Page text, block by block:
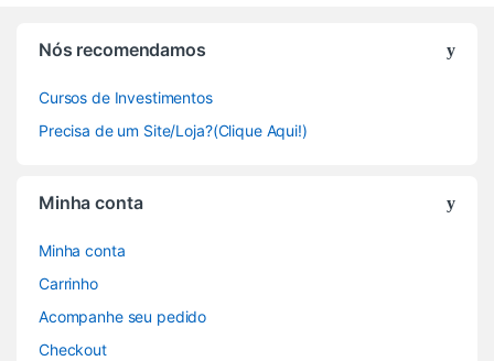
Nós recomendamos
Cursos de Investimentos
Precisa de um Site/Loja?(Clique Aqui!)
Minha conta
Minha conta
Carrinho
Acompanhe seu pedido
Checkout